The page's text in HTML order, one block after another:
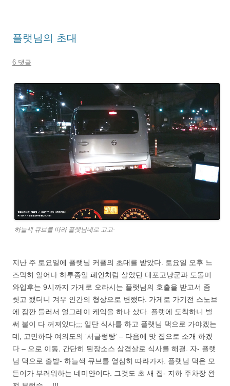
플랫님의 초대
6 댓글
하늘색 큐브를 따라 플랫님네로 고고-
지난 주 토요일에 플랫님 커플의 초대를 받았다. 토요일 오후 느
즈막히 일어나 하루종일 폐인처럼 살았던 대포고냥군과 도돌미
와입후는 9시까지 가게로 오라시는 플랫님의 호출을 받고서 좀
씻고 했더니 겨우 인간의 형상으로 변했다. 가게로 가기전 스노브
에 잠깐 들러서 얼그레이 케익을 하나 샀다. 플랫에 도착하니 벌
써 불이 다 꺼져있다;;; 일단 식사를 하고 플랫님 댁으로 가야겠는
데, 고민하다 여의도의 ‘서글렁탕’ – 다음에 맛 집으로 소개 하겠
다 – 으로 이동, 간단히 된장소스 삼겹살로 식사를 해결. 자- 플랫
님 댁으로 출발- 하늘색 큐브를 열심히 따라가자. 플랫님 댁은 모
든이가 부러워하는 네미얀이다. 그것도 초 새 집- 지하 주차장 완